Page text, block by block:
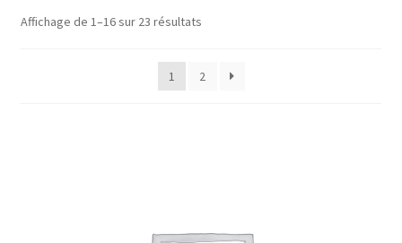
Affichage de 1–16 sur 23 résultats
1 2